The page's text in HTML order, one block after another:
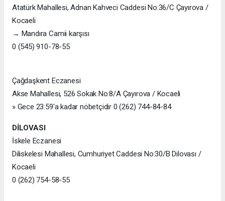
Atatürk Mahallesi, Adnan Kahveci Caddesi No:36/C Çayırova /
Kocaeli
→ Mandıra Camii karşısı
0 (545) 910-78-55
Çağdaşkent Eczanesi
Akse Mahallesi, 526 Sokak No:8/A Çayırova / Kocaeli
» Gece 23:59'a kadar nöbetçidir 0 (262) 744-84-84
DİLOVASI
İskele Eczanesi
Diliskelesi Mahallesi, Cumhuriyet Caddesi No:30/B Dilovası /
Kocaeli
0 (262) 754-58-55